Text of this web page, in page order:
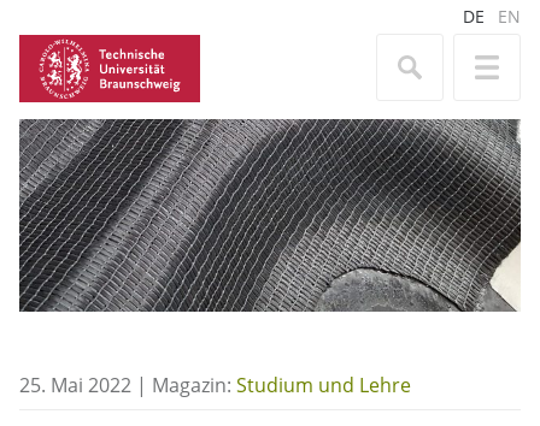
DE EN
25. Mai 2022 | Magazin: Studium und Lehre